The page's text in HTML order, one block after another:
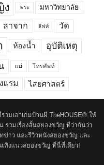
ง พระ มหาวิทยาลัย
ลาจาก ลิฟท์ วัด
ห้องน้ำ
อุบัติเหตุ
แม่ โทรศัพท์
แรม ไสยศาสตร์
มเอาเกมบ้านผี TheHOUSE® ให้
รวมเรื่องสั้นสยองขวัญ ที่ว่ากันว่า
าว และรีวิวหนังสยองขวัญ และ
เทิงแนวสยองขวัญ ที่นี่ที่เดียว!